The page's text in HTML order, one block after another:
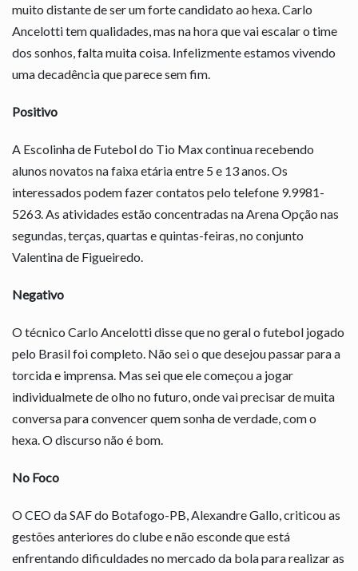
muito distante de ser um forte candidato ao hexa. Carlo
Ancelotti tem qualidades, mas na hora que vai escalar o time
dos sonhos, falta muita coisa. Infelizmente estamos vivendo
uma decadência que parece sem fim.
Positivo
A Escolinha de Futebol do Tio Max continua recebendo
alunos novatos na faixa etária entre 5 e 13 anos. Os
interessados podem fazer contatos pelo telefone 9.9981-
5263. As atividades estão concentradas na Arena Opção nas
segundas, terças, quartas e quintas-feiras, no conjunto
Valentina de Figueiredo.
Negativo
O técnico Carlo Ancelotti disse que no geral o futebol jogado
pelo Brasil foi completo. Não sei o que desejou passar para a
torcida e imprensa. Mas sei que ele começou a jogar
individualmete de olho no futuro, onde vai precisar de muita
conversa para convencer quem sonha de verdade, com o
hexa. O discurso não é bom.
No Foco
O CEO da SAF do Botafogo-PB, Alexandre Gallo, criticou as
gestões anteriores do clube e não esconde que está
enfrentando dificuldades no mercado da bola para realizar as